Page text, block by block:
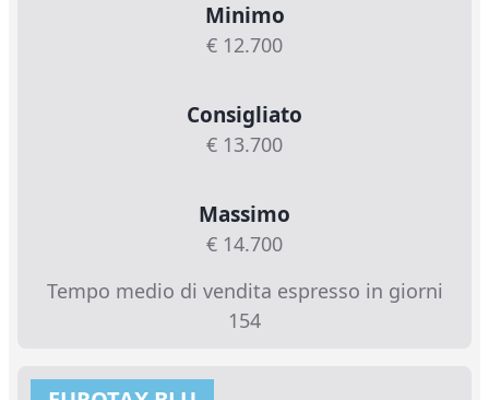
Minimo
€ 12.700
Consigliato
€ 13.700
Massimo
€ 14.700
Tempo medio di vendita espresso in giorni
154